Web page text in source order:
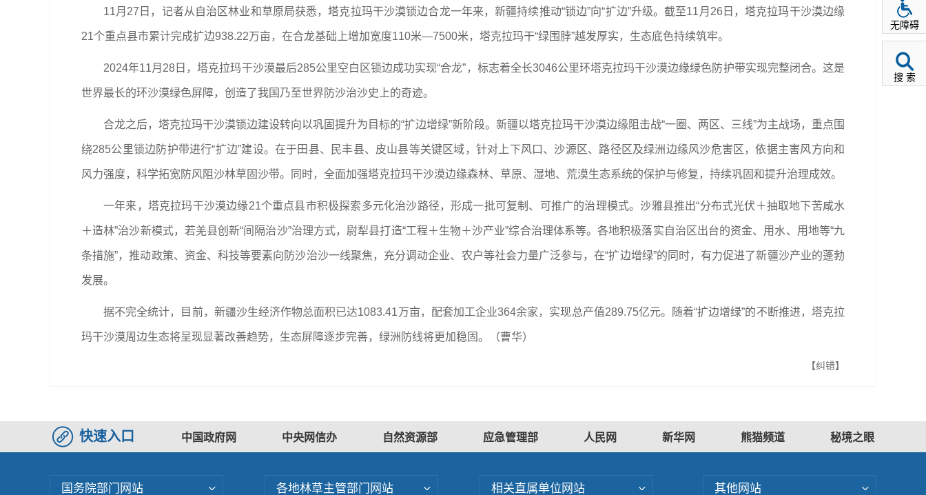
11月27日，记者从自治区林业和草原局获悉，塔克拉玛干沙漠锁边合龙一年来，新疆持续推动“锁边”向“扩边”升级。截至11月26日，塔克拉玛干沙漠边缘
21个重点县市累计完成扩边938.22万亩，在合龙基础上增加宽度110米—7500米，塔克拉玛干“绿围脖”越发厚实，生态底色持续筑牢。
2024年11月28日，塔克拉玛干沙漠最后285公里空白区锁边成功实现“合龙”，标志着全长3046公里环塔克拉玛干沙漠边缘绿色防护带实现完整闭合。这是
世界最长的环沙漠绿色屏障，创造了我国乃至世界防沙治沙史上的奇迹。
合龙之后，塔克拉玛干沙漠锁边建设转向以巩固提升为目标的“扩边增绿”新阶段。新疆以塔克拉玛干沙漠边缘阻击战“一圈、两区、三线”为主战场，重点围
绕285公里锁边防护带进行“扩边”建设。在于田县、民丰县、皮山县等关键区域，针对上下风口、沙源区、路径区及绿洲边缘风沙危害区，依据主害风方向和
风力强度，科学拓宽防风阻沙林草固沙带。同时，全面加强塔克拉玛干沙漠边缘森林、草原、湿地、荒漠生态系统的保护与修复，持续巩固和提升治理成效。
一年来，塔克拉玛干沙漠边缘21个重点县市积极探索多元化治沙路径，形成一批可复制、可推广的治理模式。沙雅县推出“分布式光伏＋抽取地下苦咸水
＋造林”治沙新模式，若羌县创新“间隔治沙”治理方式，尉犁县打造“工程＋生物＋沙产业”综合治理体系等。各地积极落实自治区出台的资金、用水、用地等“九
条措施”，推动政策、资金、科技等要素向防沙治沙一线聚焦，充分调动企业、农户等社会力量广泛参与，在“扩边增绿”的同时，有力促进了新疆沙产业的蓬勃
发展。
据不完全统计，目前，新疆沙生经济作物总面积已达1083.41万亩，配套加工企业364余家，实现总产值289.75亿元。随着“扩边增绿”的不断推进，塔克拉
玛干沙漠周边生态将呈现显著改善趋势，生态屏障逐步完善，绿洲防线将更加稳固。（曹华）
【纠错】
快速入口 中国政府网 中央网信办 自然资源部 应急管理部 人民网 新华网 熊猫频道 秘境之眼
国务院部门网站 各地林草主管部门网站 相关直属单位网站 其他网站
无障碍
搜 索